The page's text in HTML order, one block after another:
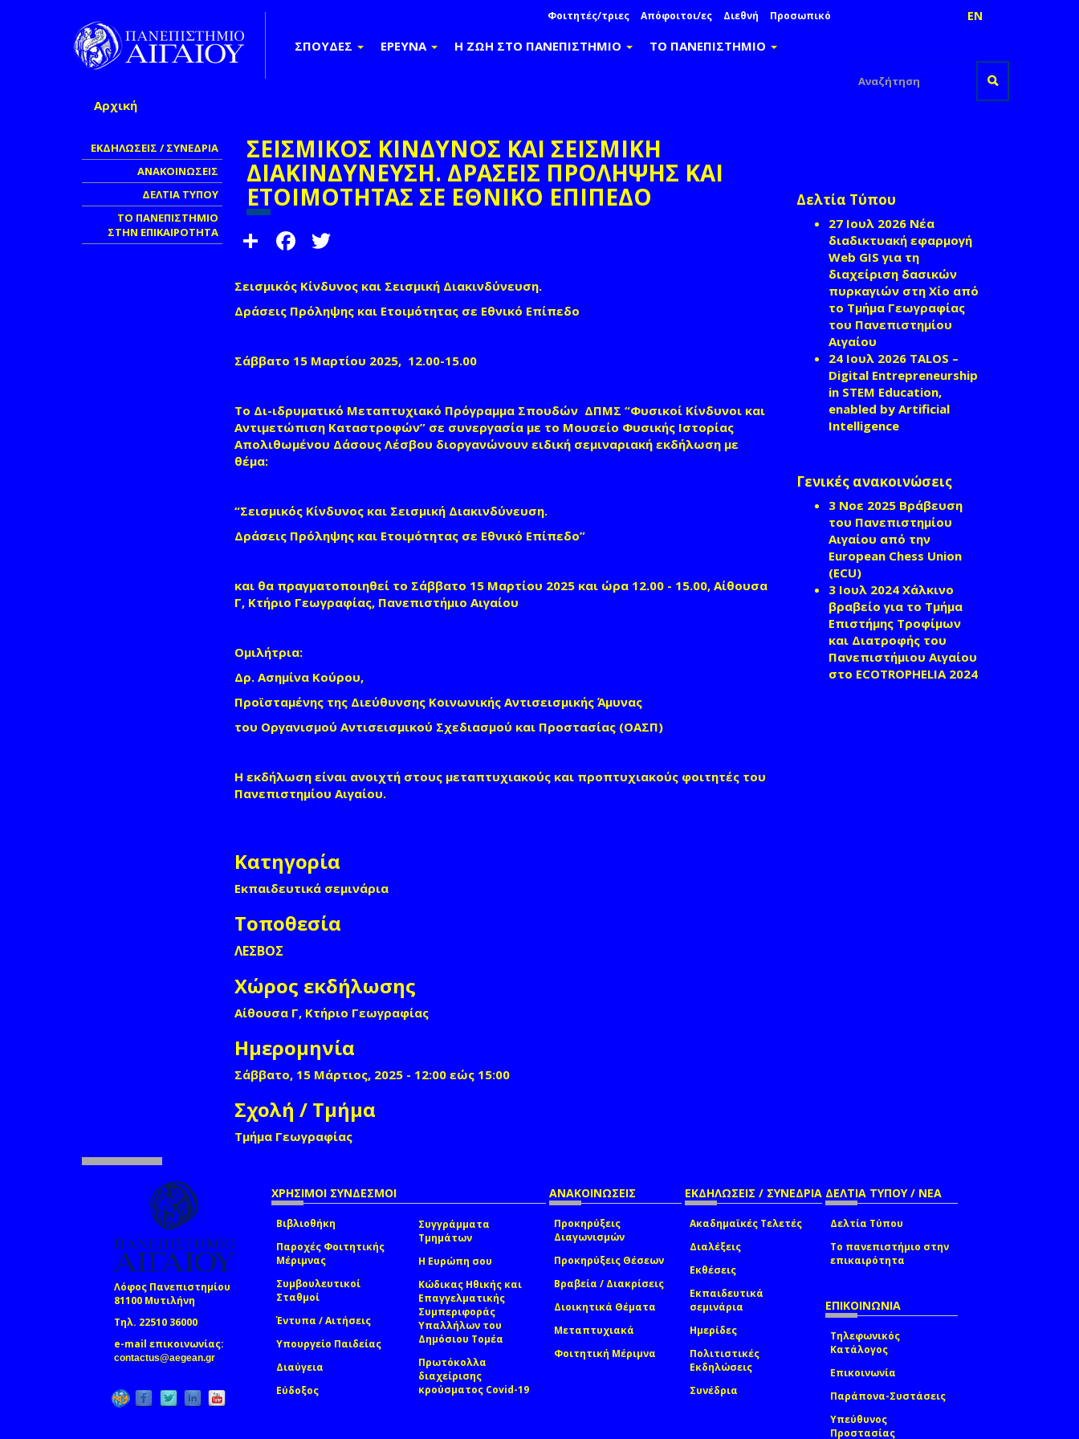
EN
Φοιτητές/τριες Απόφοιτοι/ες Διεθνή Προσωπικό
Φόρμα
ΣΠΟΥΔΕΣ ΕΡΕΥΝΑ Η ΖΩΗ ΣΤΟ ΠΑΝΕΠΙΣΤΗΜΙΟ ΤΟ ΠΑΝΕΠΙΣΤΗΜΙΟ
Είστε εδώ
Αρχική
ΣΕΙΣΜΙΚΟΣ ΚΙΝΔΥΝΟΣ ΚΑΙ ΣΕΙΣΜΙΚΗ
ΔΙΑΚΙΝΔΥΝΕΥΣΗ. ΔΡΑΣΕΙΣ ΠΡΟΛΗΨΗΣ ΚΑΙ
ΕΤΟΙΜΟΤΗΤΑΣ ΣΕ ΕΘΝΙΚΟ ΕΠΙΠΕΔΟ
ShareFacebook
Σεισμικός Κίνδυνος και Σεισμική Διακινδύνευση.
Δράσεις Πρόληψης και Ετοιμότητας σε Εθνικό Επίπεδο
Σάββατο 15 Μαρτίου 2025, 12.00-15.00
Το Δι-ιδρυματικό Μεταπτυχιακό Πρόγραμμα Σπουδών ΔΠΜΣ “Φυσικοί Κίνδυνοι και
Αντιμετώπιση Καταστροφών” σε συνεργασία με το Μουσείο Φυσικής Ιστορίας
Απολιθωμένου Δάσους Λέσβου διοργανώνουν ειδική σεμιναριακή εκδήλωση με
θέμα:
“Σεισμικός Κίνδυνος και Σεισμική Διακινδύνευση.
Δράσεις Πρόληψης και Ετοιμότητας σε Εθνικό Επίπεδο”
και θα πραγματοποιηθεί το Σάββατο 15 Μαρτίου 2025 και ώρα 12.00 - 15.00, Αίθουσα
Γ, Κτήριο Γεωγραφίας, Πανεπιστήμιο Αιγαίου
Ομιλήτρια:
Δρ. Ασημίνα Κούρου,
Προϊσταμένης της Διεύθυνσης Κοινωνικής Αντισεισμικής Άμυνας
του Οργανισμού Αντισεισμικού Σχεδιασμού και Προστασίας (ΟΑΣΠ)
Η εκδήλωση είναι ανοιχτή στους μεταπτυχιακούς και προπτυχιακούς φοιτητές του
Πανεπιστημίου Αιγαίου.
Κατηγορία
Εκπαιδευτικά σεμινάρια
Τοποθεσία
ΛΕΣΒΟΣ
Χώρος εκδήλωσης
Αίθουσα Γ, Κτήριο Γεωγραφίας
Ημερομηνία
Σάββατο, 15 Μάρτιος, 2025 - 12:00 εώς 15:00
Σχολή / Τμήμα
Τμήμα Γεωγραφίας
ΕΚΔΗΛΩΣΕΙΣ / ΣΥΝΕΔΡΙΑ
ΑΝΑΚΟΙΝΩΣΕΙΣ
ΔΕΛΤΙΑ ΤΥΠΟΥ
ΤΟ ΠΑΝΕΠΙΣΤΗΜΙΟ
ΣΤΗΝ ΕΠΙΚΑΙΡΟΤΗΤΑ
Δελτία Τύπου
27 Ιουλ 2026 Νέα
διαδικτυακή εφαρμογή
Web GIS για τη
διαχείριση δασικών
πυρκαγιών στη Χίο από
το Τμήμα Γεωγραφίας
του Πανεπιστημίου
Αιγαίου
24 Ιουλ 2026 TALOS –
Digital Entrepreneurship
in STEM Education,
enabled by Artificial
Intelligence
Γενικές ανακοινώσεις
3 Νοε 2025 Βράβευση
του Πανεπιστημίου
Αιγαίου από την
European Chess Union
(ECU)
3 Ιουλ 2024 Χάλκινο
βραβείο για το Τμήμα
Επιστήμης Τροφίμων
και Διατροφής του
Πανεπιστήμιου Αιγαίου
στο ECOTROPHELIA 2024
Λόφος Πανεπιστημίου
81100 Μυτιλήνη
Τηλ. 22510 36000
e-mail επικοινωνίας:
contactus@aegean.gr
ΧΡΗΣΙΜΟΙ ΣΥΝΔΕΣΜΟΙ
Βιβλιοθήκη
Παροχές Φοιτητικής
Μέριμνας
Συμβουλευτικοί
Σταθμοί
Έντυπα / Αιτήσεις
Υπουργείο Παιδείας
Διαύγεια
Εύδοξος
Συγγράμματα
Τμημάτων
Η Ευρώπη σου
Κώδικας Ηθικής και
Επαγγελματικής
Συμπεριφοράς
Υπαλλήλων του
Δημόσιου Τομέα
Πρωτόκολλα
διαχείρισης
κρούσματος Covid-19
ΑΝΑΚΟΙΝΩΣΕΙΣ
Προκηρύξεις
Διαγωνισμών
Προκηρύξεις Θέσεων
Βραβεία / Διακρίσεις
Διοικητικά Θέματα
Μεταπτυχιακά
Φοιτητική Μέριμνα
ΕΚΔΗΛΩΣΕΙΣ / ΣΥΝΕΔΡΙΑ
Ακαδημαϊκές Τελετές
Διαλέξεις
Εκθέσεις
Εκπαιδευτικά
σεμινάρια
Ημερίδες
Πολιτιστικές
Εκδηλώσεις
Συνέδρια
ΔΕΛΤΙΑ ΤΥΠΟΥ / ΝΕΑ
Δελτία Τύπου
Το πανεπιστήμιο στην
επικαιρότητα
ΕΠΙΚΟΙΝΩΝΙΑ
Τηλεφωνικός
Κατάλογος
Επικοινωνία
Παράπονα-Συστάσεις
Υπεύθυνος
Προστασίας